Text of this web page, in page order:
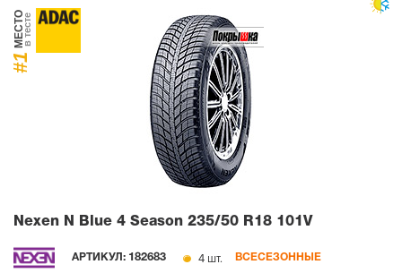
#1
МЕСТОв тесте
Nexen N Blue 4 Season 235/50 R18 101V
АРТИКУЛ: 182683 4 шт. ВСЕСЕЗОННЫЕ